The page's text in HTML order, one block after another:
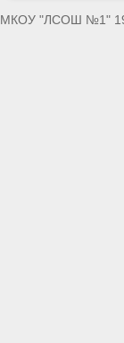
МКОУ "ЛСОШ №1"